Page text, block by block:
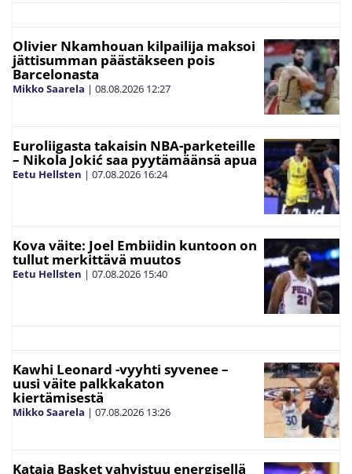
Olivier Nkamhouan kilpailija maksoi
jättisumman päästäkseen pois
Barcelonasta
Mikko Saarela | 08.08.2026 12:27
Euroliigasta takaisin NBA-parketeille
– Nikola Jokić saa pyytämäänsä apua
Eetu Hellsten | 07.08.2026 16:24
Kova väite: Joel Embiidin kuntoon on
tullut merkittävä muutos
Eetu Hellsten | 07.08.2026 15:40
Kawhi Leonard -vyyhti syvenee –
uusi väite palkkakaton
kiertämisestä
Mikko Saarela | 07.08.2026 13:26
Kataja Basket vahvistuu energisellä